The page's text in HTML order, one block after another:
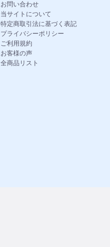
お問い合わせ
当サイトについて
特定商取引法に基づく表記
プライバシーポリシー
ご利用規約
お客様の声
全商品リスト